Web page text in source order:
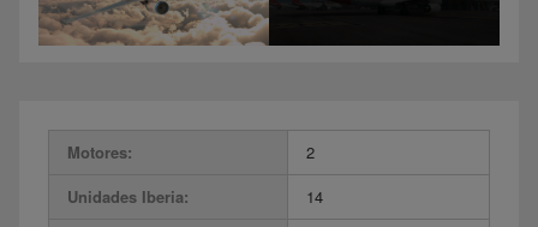
Motores:
2
Unidades Iberia:
14